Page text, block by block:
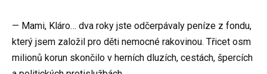
— Mami, Kláro… dva roky jste odčerpávaly peníze z fondu,
který jsem založil pro děti nemocné rakovinou. Třicet osm
milionů korun skončilo v herních dluzích, cestách, špercích